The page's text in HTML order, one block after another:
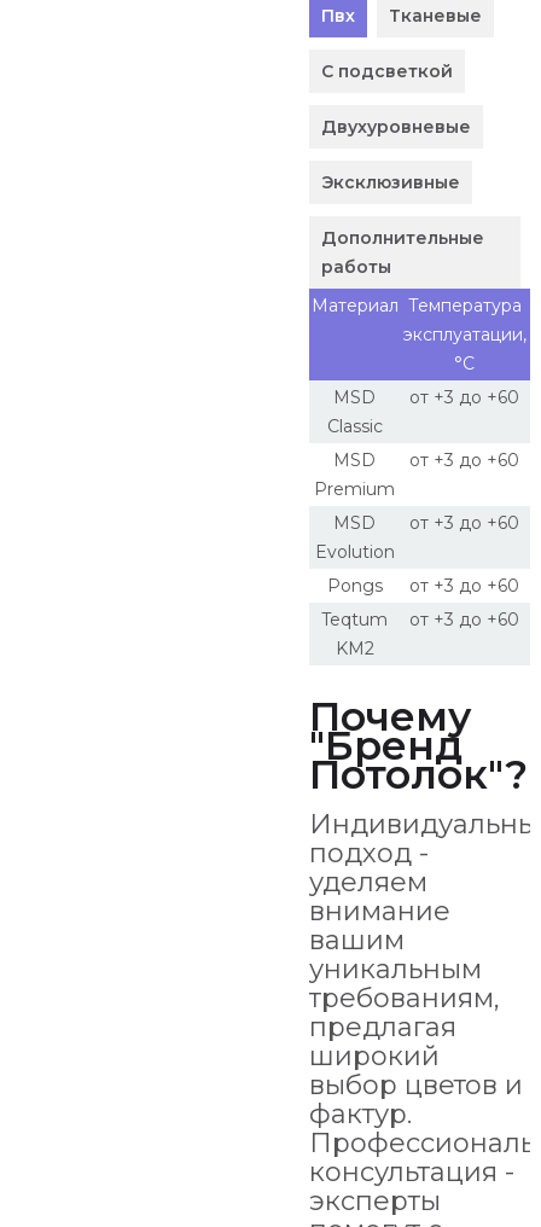
Пвх Тканевые
С подсветкой
Двухуровневые
Эксклюзивные
Дополнительные
работы
Материал Температура
эксплуатации,
°С
MSD
Classic
от +3 до +60
MSD
Premium
от +3 до +60
MSD
Evolution
от +3 до +60
Pongs
от +3 до +60
Teqtum
KM2
от +3 до +60
Почему
"Бренд
Потолок"?
подход -
уделяем
внимание
вашим
уникальным
требованиям,
предлагая
широкий
выбор цветов и
фактур.
консультация -
эксперты